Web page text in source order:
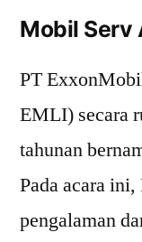
Mobil Serv
PT
EMLI) secara
tahunan
Pada acara
pengalaman